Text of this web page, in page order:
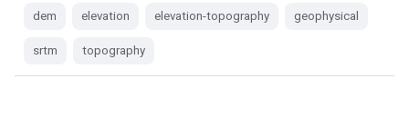
dem elevation elevation-topography geophysical
srtm topography